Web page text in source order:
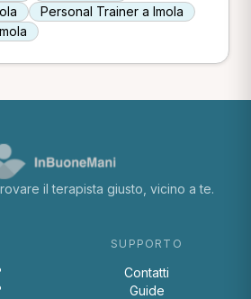
Personal Trainer a Imola
il terapista giusto, vicino a te.
SUPPORTO
Contatti
Guide